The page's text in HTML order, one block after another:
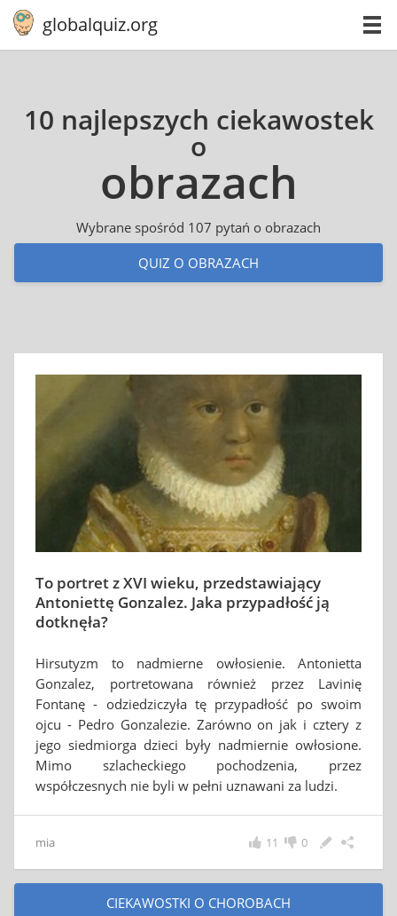
globalquiz.org
10 najlepszych ciekawostek
o
obrazach
Wybrane spośród 107 pytań o obrazach
QUIZ O OBRAZACH
To portret z XVI wieku, przedstawiający
Antoniettę Gonzalez. Jaka przypadłość ją
dotknęła?
Hirsutyzm to nadmierne owłosienie. Antonietta
Gonzalez, portretowana również przez Lavinię
Fontanę - odziedziczyła tę przypadłość po swoim
ojcu - Pedro Gonzalezie. Zarówno on jak i cztery z
jego siedmiorga dzieci były nadmiernie owłosione.
Mimo szlacheckiego pochodzenia, przez
współczesnych nie byli w pełni uznawani za ludzi.
mia 0
11
CIEKAWOSTKI O CHOROBACH